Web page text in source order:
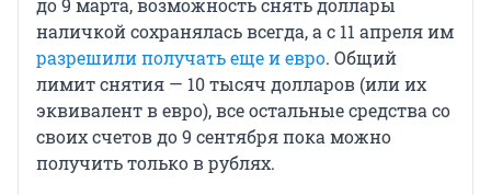
до 9 марта, возможность снять доллары
наличкой сохранялась всегда, а с 11 апреля им
разрешили получать еще и евро. Общий
лимит снятия — 10 тысяч долларов (или их
эквивалент в евро), все остальные средства со
своих счетов до 9 сентября пока можно
получить только в рублях.